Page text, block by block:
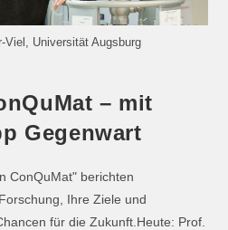
Universität Augsburg
– mit
Gegenwart
ConQuMat" berichten
Ihre Ziele und
für die Zukunft.Heute: Prof.